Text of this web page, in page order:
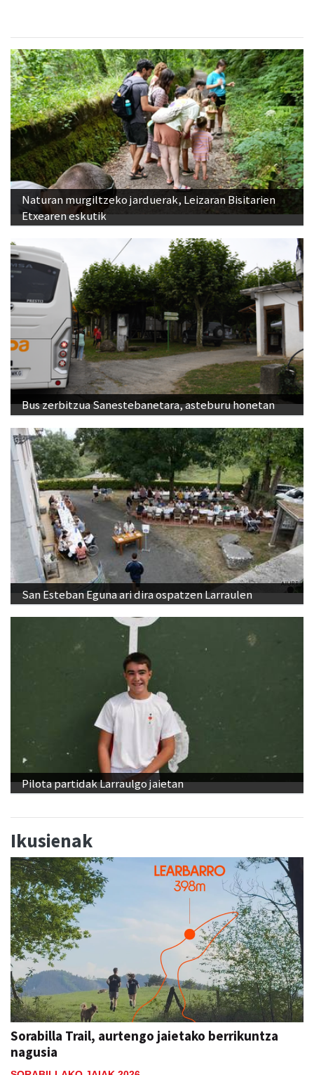
Naturan murgiltzeko jarduerak, Leizaran Bisitarien
Etxearen eskutik
Bus zerbitzua Sanestebanetara, asteburu honetan
San Esteban Eguna ari dira ospatzen Larraulen
Pilota partidak Larraulgo jaietan
Ikusienak
Sorabilla Trail, aurtengo jaietako berrikuntza
nagusia